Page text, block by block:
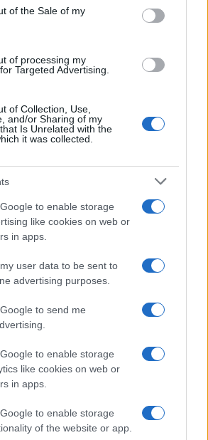
and store information including but
or usage behaviour. You may click to
to Google and its third-party tags to
of the Sale of my
of processing my
Targeted Advertising.
of Collection, Use,
and/or Sharing of my
Is Unrelated with the
it was collected.
to enable storage
like cookies on web or
in apps.
user data to be sent to
advertising purposes.
to send me
to enable storage
like cookies on web or
in apps.
to enable storage
of the website or app.